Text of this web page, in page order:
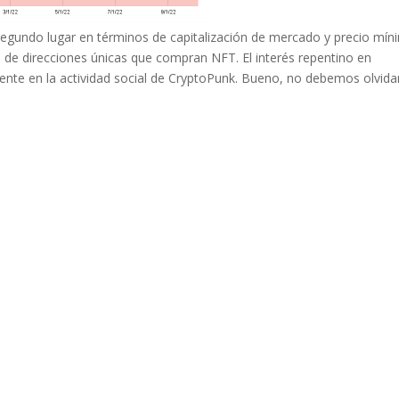
lugar en términos de capitalización de mercado y precio
direcciones únicas que compran NFT. El interés repentino en
en la actividad social de CryptoPunk. Bueno, no debemos